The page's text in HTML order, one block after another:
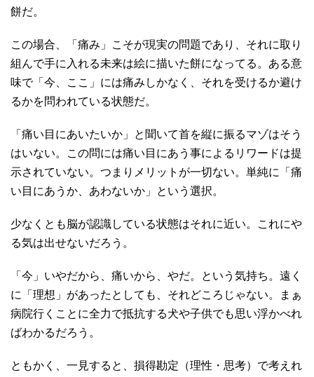
餅だ。
この場合、「痛み」こそが現実の問題であり、それに取り
組んで手に入れる未来は絵に描いた餅になってる。ある意
味で「今、ここ」には痛みしかなく、それを受けるか避け
るかを問われている状態だ。
「痛い目にあいたいか」と聞いて首を縦に振るマゾはそう
はいない。この問には痛い目にあう事によるリワードは提
示されていない。つまりメリットが一切ない。単純に「痛
い目にあうか、あわないか」という選択。
少なくとも脳が認識している状態はそれに近い。これにや
る気は出せないだろう。
「今」いやだから、痛いから、やだ。という気持ち。遠く
に「理想」があったとしても、それどころじゃない。まぁ
病院行くことに全力で抵抗する犬や子供でも思い浮かべれ
ばわかるだろう。
ともかく、一見すると、損得勘定（理性・思考）で考えれ